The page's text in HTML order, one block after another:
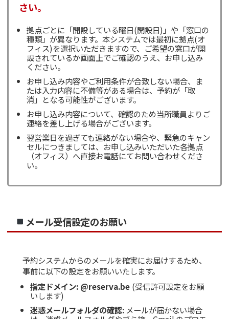
さい。
拠点ごとに「開設している曜日(開設日)」や「窓口の
種類」が異なります。本システムでは最初に拠点(オ
フィス)を選択いただきますので、ご希望の窓口が開
設されているか画面上でご確認のうえ、お申し込み
ください。
お申し込み内容やご利用条件が合致しない場合、ま
たは入力内容に不備等がある場合は、予約が「取
消」となる可能性がございます。
お申し込み内容について、確認のため当所職員よりご
連絡を差し上げる場合がございます。
翌営業日を過ぎても連絡がない場合や、緊急のキャン
セルにつきましては、お申し込みいただいた各拠点
（オフィス）へ直接お電話にてお問い合わせくださ
い。
メール受信設定のお願い
予約システムからのメールを確実にお届けするため、
事前に以下の設定をお願いいたします。
指定ドメイン: @reserva.be (受信許可設定をお願
いします)
迷惑メールフォルダの確認: メールが届かない場合